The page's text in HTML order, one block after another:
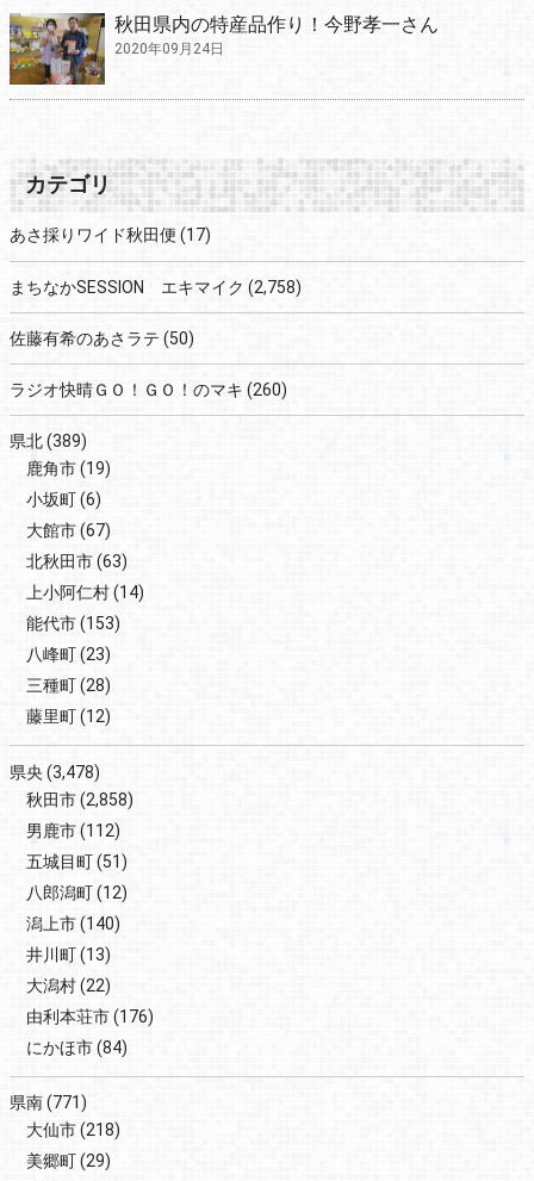
秋田県内の特産品作り！今野孝一さん
2020年09月24日
カテゴリ
あさ採りワイド秋田便 (17)
まちなかSESSION エキマイク (2,758)
佐藤有希のあさラテ (50)
ラジオ快晴ＧＯ！ＧＯ！のマキ (260)
県北(389)
鹿角市(19)
小坂町(6)
大館市(67)
北秋田市(63)
上小阿仁村(14)
能代市(153)
八峰町(23)
三種町(28)
藤里町(12)
県央 (3,478)
秋田市(2,858)
男鹿市(112)
五城目町(51)
八郎潟町(12)
潟上市(140)
井川町(13)
大潟村(22)
由利本荘市(176)
にかほ市(84)
県南(771)
大仙市(218)
美郷町(29)